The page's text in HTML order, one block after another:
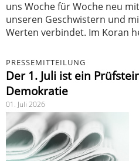
uns Woche für Woche neu
unseren Geschwistern und
Werten verbindet. Im Koran
PRESSEMITTEILUNG
Der 1. Juli ist ein
Demokratie
01. Juli 2026